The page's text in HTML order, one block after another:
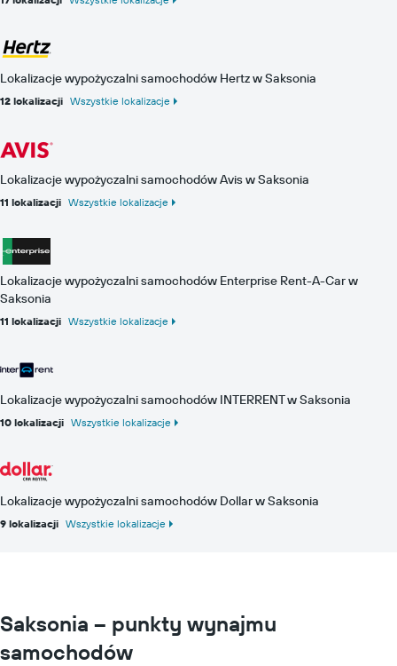
Lokalizacje wypożyczalni samochodów Hertz w Saksonia
12 lokalizacji Wszystkie lokalizacje
Lokalizacje wypożyczalni samochodów Avis w Saksonia
11 lokalizacji Wszystkie lokalizacje
Lokalizacje wypożyczalni samochodów Enterprise Rent-A-Car w
Saksonia
11 lokalizacji Wszystkie lokalizacje
Lokalizacje wypożyczalni samochodów INTERRENT w Saksonia
10 lokalizacji Wszystkie lokalizacje
Lokalizacje wypożyczalni samochodów Dollar w Saksonia
9 lokalizacji Wszystkie lokalizacje
Saksonia – punkty wynajmu
samochodów